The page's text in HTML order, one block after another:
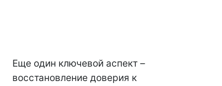
Еще один ключевой аспект –
восстановление доверия к